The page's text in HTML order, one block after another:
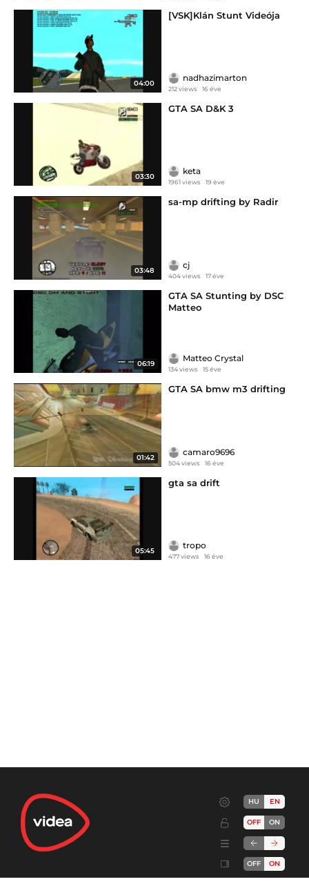
04:00
[VSK]Klán Stunt Videója
nadhazimarton
212 views 16 éve
03:30
GTA SA D&K 3
keta
1961 views 19 éve
03:48
sa-mp drifting by Radir
cj
404 views 17 éve
06:19
GTA SA Stunting by DSC
Matteo
Matteo Crystal
134 views 15 éve
01:42
GTA SA bmw m3 drifting
camaro9696
504 views 16 éve
05:45
gta sa drift
tropo
477 views 16 éve
HU EN
OFF ON
OFF ON